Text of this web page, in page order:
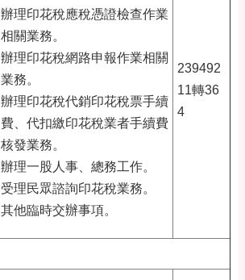
辦理印花稅應稅憑證檢查作業
相關業務。
辦理印花稅網路申報作業相關
業務。
辦理印花稅代銷印花稅票手續
費、代扣繳印花稅業者手續費
核發業務。
辦理一股人事、總務工作。
受理民眾諮詢印花稅業務。
其他臨時交辦事項。
239492
11轉36
4